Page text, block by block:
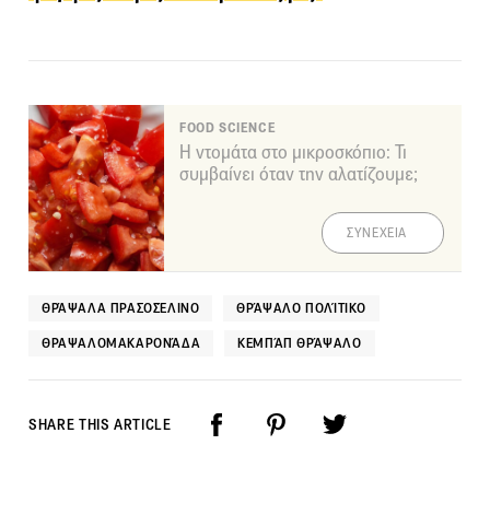
FOOD SCIENCE
Η ντομάτα στο μικροσκόπιο: Τι
συμβαίνει όταν την αλατίζουμε;
ΣΥΝΕΧΕΙΑ
ΘΡΆΨΑΛΑ ΠΡΑΣΟΣΈΛΙΝΟ ΘΡΆΨΑΛΟ ΠΟΛΊΤΙΚΟ
ΘΡΑΨΑΛΟΜΑΚΑΡΟΝΆΔΑ ΚΕΜΠΆΠ ΘΡΆΨΑΛΟ
SHARE THIS ARTICLE